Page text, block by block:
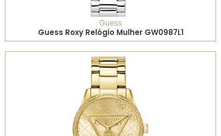
Guess
Guess Roxy Relógio Mulher GW0987L1